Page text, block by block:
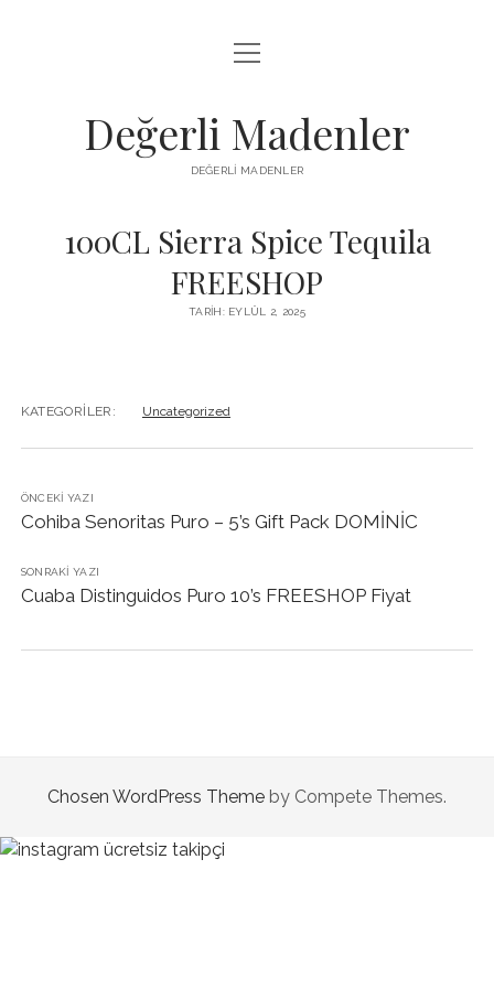
FACEBOOK TAKIPÇI YÜKSELTME HILESI
menüyü
aç
Değerli Madenler
DEĞERLI MADENLER
100CL Sierra Spice Tequila
FREESHOP
TARIH: EYLÜL 2, 2025
KATEGORILER: Uncategorized
ÖNCEKI YAZI
Cohiba Senoritas Puro – 5’s Gift Pack DOMİNİC
SONRAKI YAZI
Cuaba Distinguidos Puro 10’s FREESHOP Fiyat
Chosen WordPress Theme by Compete Themes.